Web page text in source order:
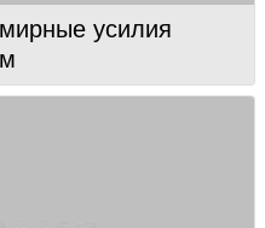
усилия